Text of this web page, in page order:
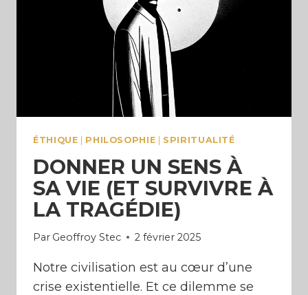
ÉTHIQUE PHILOSOPHIE SPIRITUALITÉ
DONNER UN SENS À
SA VIE (ET SURVIVRE À
LA TRAGÉDIE)
Par Geoffroy Stec 2 février 2025
Notre civilisation est au cœur d’une
crise existentielle. Et ce dilemme se